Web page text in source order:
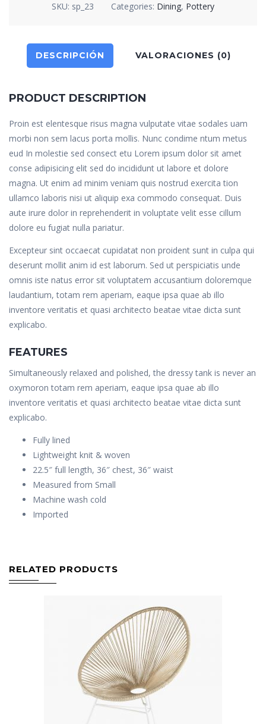
SKU: sp_23 Categories: Dining, Pottery
DESCRIPCIÓN VALORACIONES (0)
PRODUCT DESCRIPTION
Proin est elentesque risus magna vulputate vitae sodales uam
morbi non sem lacus porta mollis. Nunc condime ntum metus
eud In molestie sed consect etu Lorem ipsum dolor sit amet
conse adipisicing elit sed do incididunt ut labore et dolore
magna. Ut enim ad minim veniam quis nostrud exercita tion
ullamco laboris nisi ut aliquip exa commodo consequat. Duis
aute irure dolor in reprehenderit in voluptate velit esse cillum
dolore eu fugiat nulla pariatur.
Excepteur sint occaecat cupidatat non proident sunt in culpa qui
deserunt mollit anim id est laborum. Sed ut perspiciatis unde
omnis iste natus error sit voluptatem accusantium doloremque
laudantium, totam rem aperiam, eaque ipsa quae ab illo
inventore veritatis et quasi architecto beatae vitae dicta sunt
explicabo.
FEATURES
Simultaneously relaxed and polished, the dressy tank is never an
oxymoron totam rem aperiam, eaque ipsa quae ab illo
inventore veritatis et quasi architecto beatae vitae dicta sunt
explicabo.
Fully lined
Lightweight knit & woven
22.5″ full length, 36″ chest, 36″ waist
Measured from Small
Machine wash cold
Imported
RELATED PRODUCTS